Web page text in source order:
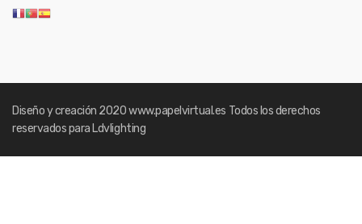
Diseño y creación 2020www.papelvirtual.es Todos los derechos
reservados para Ldvlighting